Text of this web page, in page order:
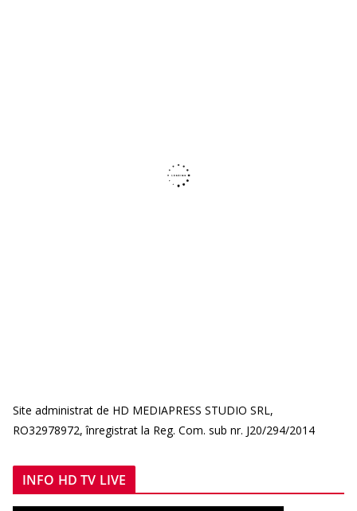
Site administrat de HD MEDIAPRESS STUDIO SRL,
RO32978972, înregistrat la Reg. Com. sub nr. J20/294/2014
INFO HD TV LIVE